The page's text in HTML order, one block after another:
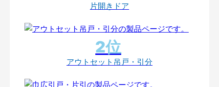
片開きドア
アウトセット吊戸・引分